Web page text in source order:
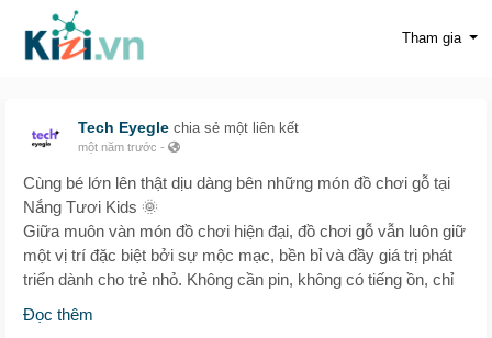
Tham gia
Tech Eyegle chia sẻ một liên kết
một năm trước -
Cùng bé lớn lên thật dịu dàng bên những món đồ chơi gỗ tại
Nắng Tươi Kids 🌞
Giữa muôn vàn món đồ chơi hiện đại, đồ chơi gỗ vẫn luôn giữ
một vị trí đặc biệt bởi sự mộc mạc, bền bỉ và đầy giá trị phát
triển dành cho trẻ nhỏ. Không cần pin, không có tiếng ồn, chỉ
một thế giới!
Đọc thêm